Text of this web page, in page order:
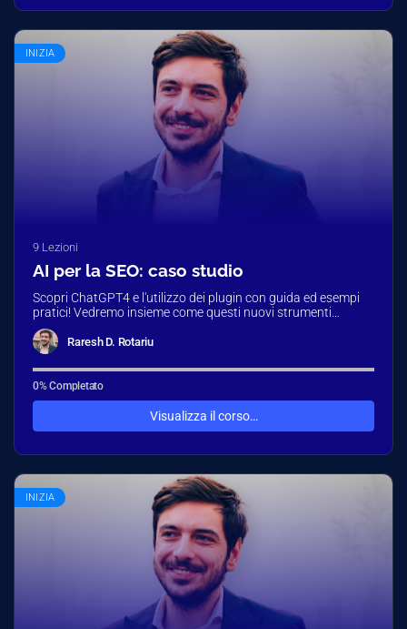
INIZIA
9 Lezioni
AI per la SEO: caso studio
Scopri ChatGPT4 e l'utilizzo dei plugin con guida ed esempi
pratici! Vedremo insieme come questi nuovi strumenti
possano aiutarci nell'analisi…
Raresh D. Rotariu
0% Completato
Visualizza il corso…
INIZIA